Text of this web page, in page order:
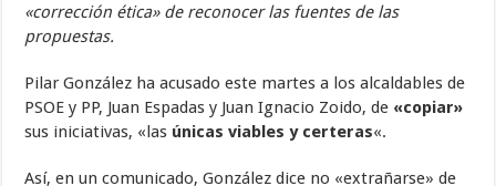
«corrección ética» de reconocer las fuentes de las
propuestas.
Pilar González ha acusado este martes a los alcaldables de
PSOE y PP, Juan Espadas y Juan Ignacio Zoido, de «copiar»
sus iniciativas, «las únicas viables y certeras«.
Así, en un comunicado, González dice no «extrañarse» de